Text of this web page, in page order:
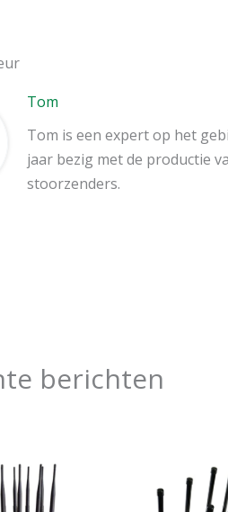
Tom
Tom is een expert op het
jaar bezig met de productie
stoorzenders.
berichten